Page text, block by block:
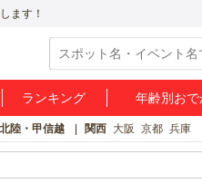
ます！
ランキング 年齢別おで
北陸・甲信越 関西 大阪 京都 兵庫